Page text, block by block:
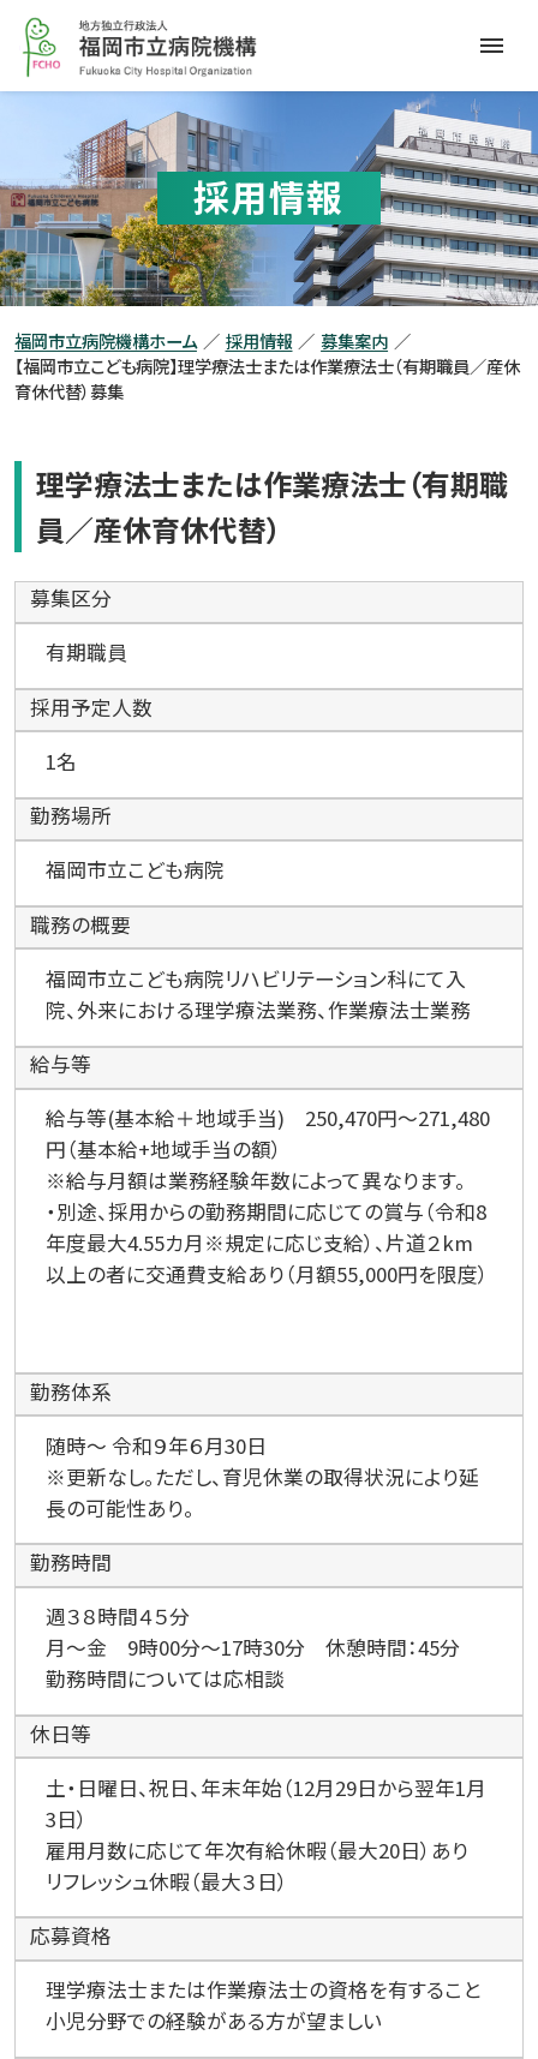
メ
ー
へ
福
岡
市
機
構
採用情報
福岡市立病院機構ホーム 採用情報
募集案内
【福岡市立こども病院】理学療法士または作業療法士（有期職員／産休
育休代替）募集
理学療法士または作業療法士（有期職
員／産休育休代替）
募集区分
有期職員
採用予定人数
1名
勤務場所
福岡市立こども病院
職務の概要
福岡市立こども病院リハビリテーション科にて入
院、外来における理学療法業務、作業療法士業務
給与等
給与等(基本給＋地域手当) 250,470円～271,480
円（基本給+地域手当の額）
※給与月額は業務経験年数によって異なります。
・別途、採用からの勤務期間に応じての賞与（令和8
年度最大4.55カ月※規定に応じ支給）、片道２km
以上の者に交通費支給あり（月額55,000円を限度）
勤務体系
随時～ 令和９年６月30日
※更新なし。ただし、育児休業の取得状況により延
長の可能性あり。
勤務時間
週３８時間４５分
月～金 9時00分～17時30分 休憩時間：45分
勤務時間については応相談
休日等
土・日曜日、祝日、年末年始（12月29日から翌年1月
3日）
雇用月数に応じて年次有給休暇（最大20日）あり
リフレッシュ休暇（最大３日）
応募資格
理学療法士または作業療法士の資格を有すること
小児分野での経験がある方が望ましい